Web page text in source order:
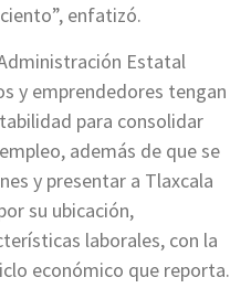
enfatizó.
Estatal
y emprendedores tengan
para consolidar
además de que se
y presentar a Tlaxcala
su ubicación,
laborales, con la
económico que reporta.